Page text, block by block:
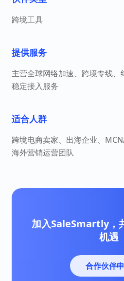
跨境工具
提供服务
主营全球网络加速、跨境专线、
稳定接入服务
适合人群
跨境电商卖家、出海企业、
海外营销运营团队
加入SaleSmartly，
机遇
合作伙伴